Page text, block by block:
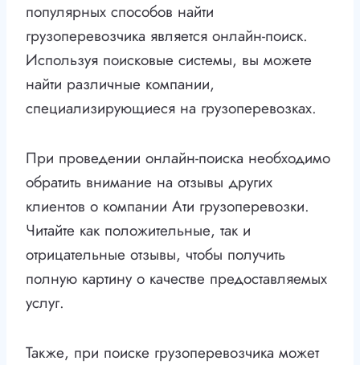
популярных способов найти
грузоперевозчика является онлайн-поиск.
Используя поисковые системы, вы можете
найти различные компании,
специализирующиеся на грузоперевозках.
При проведении онлайн-поиска необходимо
обратить внимание на отзывы других
клиентов о компании Ати грузоперевозки.
Читайте как положительные, так и
отрицательные отзывы, чтобы получить
полную картину о качестве предоставляемых
услуг.
Также, при поиске грузоперевозчика может